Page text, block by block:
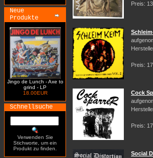
Neue
Produkte
Jingo de Lunch - Axe to
grind - LP
18.00EUR
Schnellsuche
Verwenden Sie
Stichworte, um ein
Produkt zu finden.
Preis:
Preis:
Cock
Preis:
Social